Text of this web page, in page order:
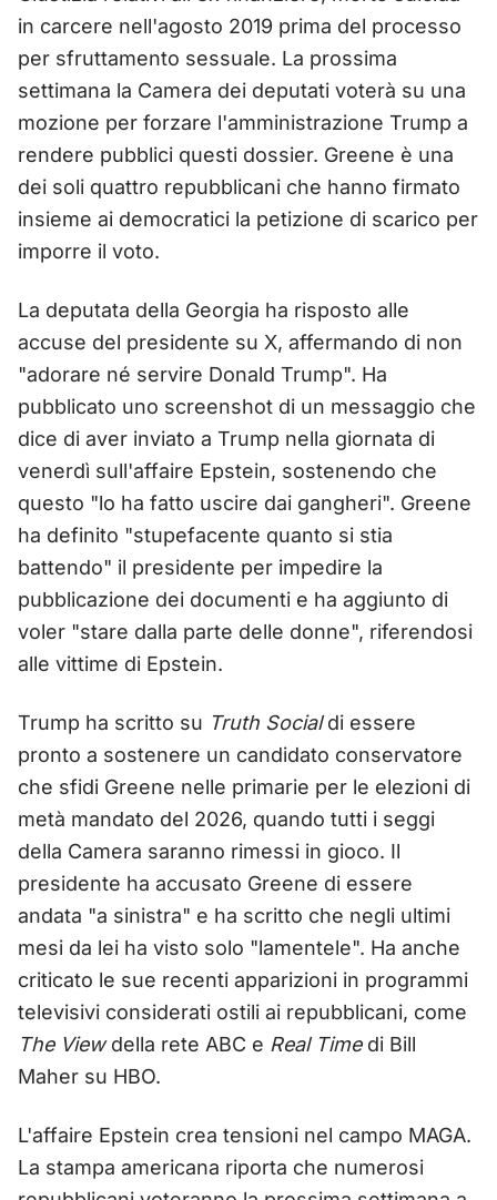
in carcere nell'agosto 2019 prima del processo
per sfruttamento sessuale. La prossima
settimana la Camera dei deputati voterà su una
mozione per forzare l'amministrazione Trump a
rendere pubblici questi dossier. Greene è una
dei soli quattro repubblicani che hanno firmato
insieme ai democratici la petizione di scarico per
imporre il voto.
La deputata della Georgia ha risposto alle
accuse del presidente su X, affermando di non
"adorare né servire Donald Trump". Ha
pubblicato uno screenshot di un messaggio che
dice di aver inviato a Trump nella giornata di
venerdì sull'affaire Epstein, sostenendo che
questo "lo ha fatto uscire dai gangheri". Greene
ha definito "stupefacente quanto si stia
battendo" il presidente per impedire la
pubblicazione dei documenti e ha aggiunto di
voler "stare dalla parte delle donne", riferendosi
alle vittime di Epstein.
Trump ha scritto su Truth Socialdi essere
pronto a sostenere un candidato conservatore
che sfidi Greene nelle primarie per le elezioni di
metà mandato del 2026, quando tutti i seggi
della Camera saranno rimessi in gioco. Il
presidente ha accusato Greene di essere
andata "a sinistra" e ha scritto che negli ultimi
mesi da lei ha visto solo "lamentele". Ha anche
criticato le sue recenti apparizioni in programmi
televisivi considerati ostili ai repubblicani, come
The Viewdella rete ABC e Real Timedi Bill
Maher su HBO.
L'affaire Epstein crea tensioni nel campo MAGA.
La stampa americana riporta che numerosi